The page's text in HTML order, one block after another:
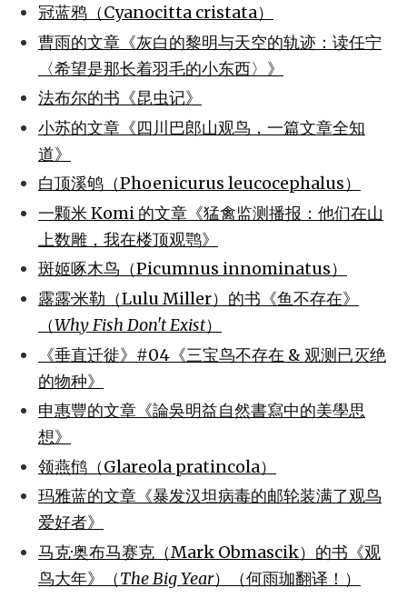
冠蓝鸦（Cyanocitta cristata）
曹雨的文章《灰白的黎明与天空的轨迹：读任宁
〈希望是那长着羽毛的小东西〉》
法布尔的书《昆虫记》
小苏的文章《四川巴郎山观鸟，一篇文章全知
道》
白顶溪鸲（Phoenicurus leucocephalus）
一颗米 Komi 的文章《猛禽监测播报：他们在山
上数雕，我在楼顶观鹗》
斑姬啄木鸟（Picumnus innominatus）
露露·米勒（Lulu Miller）的书《鱼不存在》
（Why Fish Don't Exist）
《垂直迁徙》#04《三宝鸟不存在 & 观测已灭绝
的物种》
申惠豐的文章《論吳明益自然書寫中的美學思
想》
领燕鸻（Glareola pratincola）
玛雅蓝的文章《暴发汉坦病毒的邮轮装满了观鸟
爱好者》
马克·奥布马赛克（Mark Obmascik）的书《观
鸟大年》（The Big Year）（何雨珈翻译！）